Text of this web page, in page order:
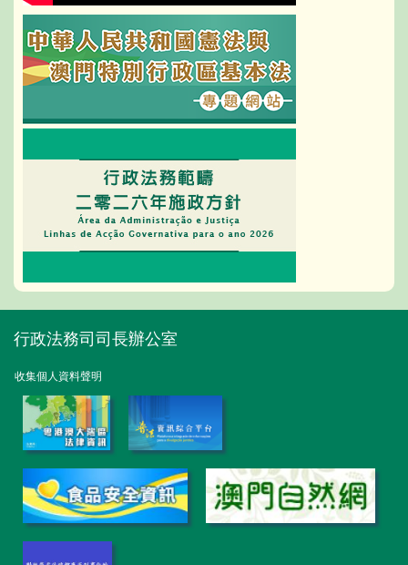
行政法務司司長辦公室
收集個人資料聲明